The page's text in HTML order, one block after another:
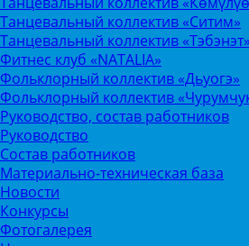
Танцевальный коллектив «Ситим»
Танцевальный коллектив «Тэбэнэт»
Фитнес клуб «NATALIA»
Фольклорный коллектив «Дьуогэ»
Фольклорный коллектив
Руководство, состав работников
Руководство
Состав работников
Материально-техническая база
Новости
Конкурсы
Фотогалерея